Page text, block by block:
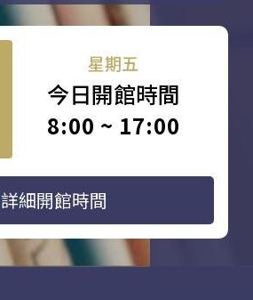
星期五
今日開館時間
8:00 ~ 17:00
詳細開館時間